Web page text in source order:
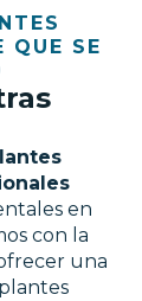
QUE SE
en
con la
una